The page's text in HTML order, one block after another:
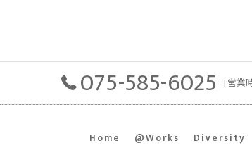
075-585-6025 [営業
Home @Works Diversity